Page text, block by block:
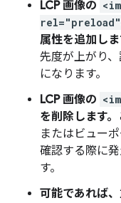
LCP 画像の
属性を追加しま
先度が上がり
になります。
LCP 画像の
を削除します。
またはビュー
確認する際に
す。
可能であれば、